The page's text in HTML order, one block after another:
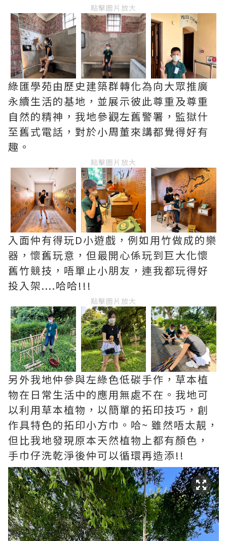
點擊圖片放大
綠匯學苑由歷史建築群轉化為向大眾推廣
永續生活的基地，並展示彼此尊重及尊重
自然的精神，我地參觀左舊警署，監獄什
至舊式電話，對於小周董來講都覺得好有
趣。
點擊圖片放大
入面仲有得玩D小遊戲，例如用竹做成的樂
器，懷舊玩意，但最開心係玩到巨大化懷
舊竹競技，唔單止小朋友，連我都玩得好
投入架....哈哈!!!
點擊圖片放大
另外我地仲參與左綠色低碳手作，草本植
物在日常生活中的應用無處不在。我地可
以利用草本植物，以簡單的拓印技巧，創
作具特色的拓印小方巾。哈~ 雖然唔太靚，
但比我地發現原本天然植物上都有顏色，
手巾仔洗乾淨後仲可以循環再造添!!